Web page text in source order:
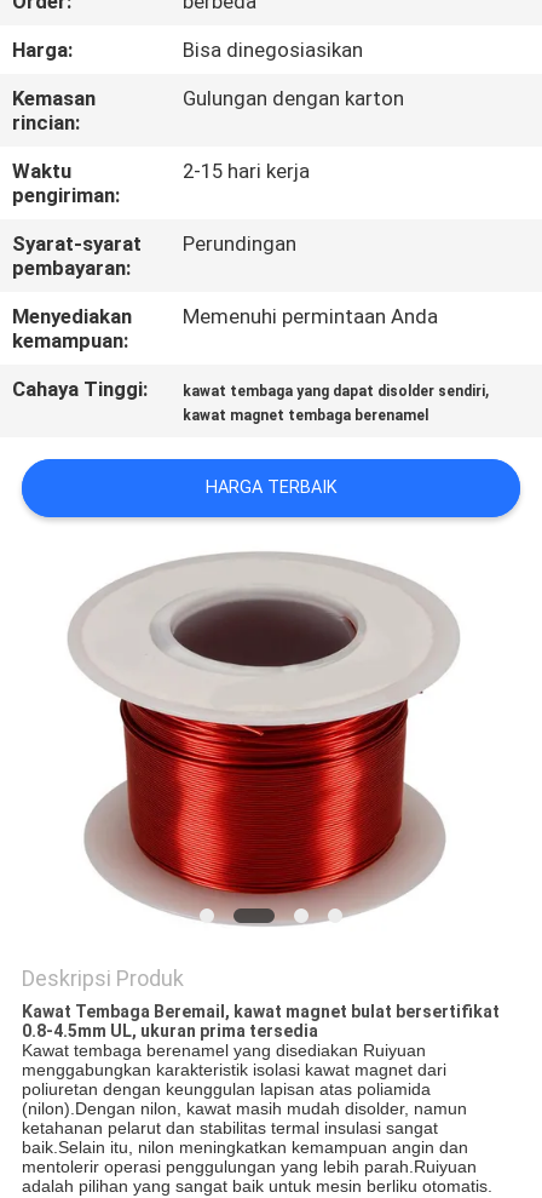
KONTROL
KUALITAS
HUBUNGI
KAMI
BERITA
REQUEST
SUATU
SITEMAP
PRIVACY
POLICY
Harga:
Bisa dinegosiasikan
Kemasan
rincian:
Gulungan dengan karton
Waktu
pengiriman:
2-15 hari kerja
Syarat-syarat
pembayaran:
Perundingan
Menyediakan
kemampuan:
Memenuhi permintaan Anda
Cahaya Tinggi: kawat tembaga yang dapat disolder sendiri,
kawat magnet tembaga berenamel
HARGA TERBAIK
Deskripsi Produk
Kawat Tembaga Beremail, kawat magnet bulat bersertifikat
0.8-4.5mm UL, ukuran prima tersedia
Kawat tembaga berenamel yang disediakan Ruiyuan
menggabungkan karakteristik isolasi kawat magnet dari
poliuretan dengan keunggulan lapisan atas poliamida
(nilon).Dengan nilon, kawat masih mudah disolder, namun
ketahanan pelarut dan stabilitas termal insulasi sangat
baik.Selain itu, nilon meningkatkan kemampuan angin dan
mentolerir operasi penggulungan yang lebih parah.Ruiyuan
adalah pilihan yang sangat baik untuk mesin berliku otomatis.